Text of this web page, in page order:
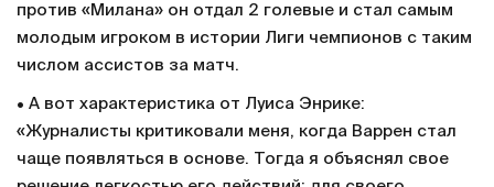
против «Милана» он отдал 2 голевые и стал самым
молодым игроком в истории Лиги чемпионов с таким
числом ассистов за матч.
• А вот характеристика от Луиса Энрике:
«Журналисты критиковали меня, когда Варрен стал
чаще появляться в основе. Тогда я объяснял свое